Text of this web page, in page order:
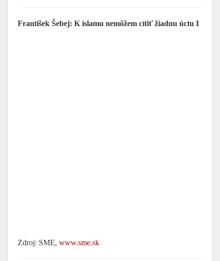
František Šebej: K islamu nemôžem cítiť žiadnu úctu I
Zdroj: SME, www.sme.sk